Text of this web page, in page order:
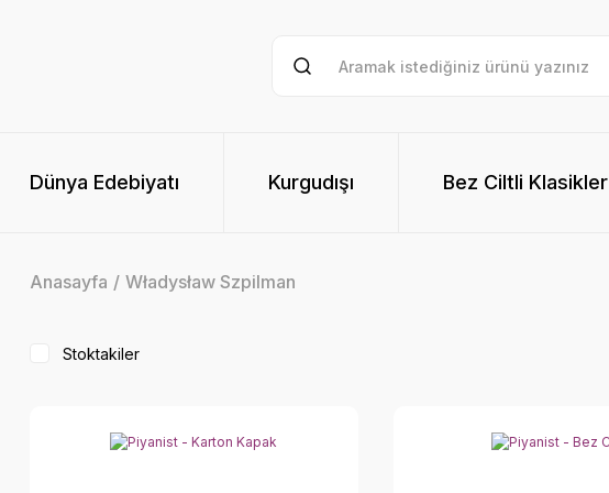
Dünya Edebiyatı Kurgudışı Bez Ciltli Klasikler
Anasayfa Władysław Szpilman
Stoktakiler